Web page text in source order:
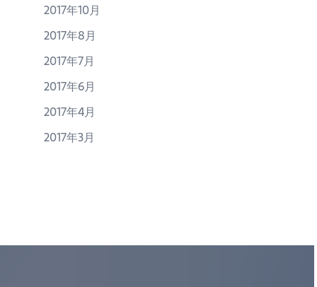
2017年10月
2017年8月
2017年7月
2017年6月
2017年4月
2017年3月